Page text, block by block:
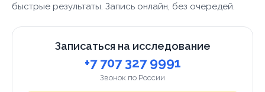
быстрые результаты. Запись онлайн, без очередей.
Записаться на исследование
+7 707 327 9991
Звонок по России